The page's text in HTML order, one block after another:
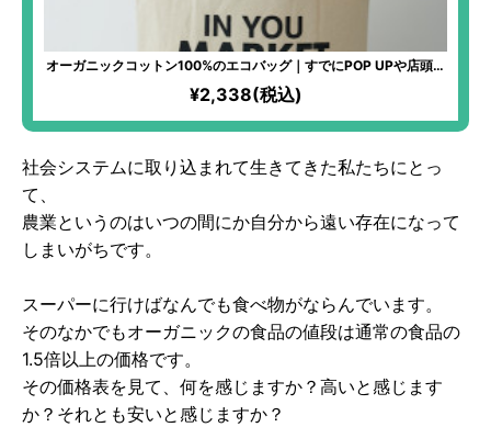
オーガニックコットン100%のエコバッグ｜すでにPOP UPや店頭で
大人気！IN YOU MARKETのエコバッグが誕生！PCが入る大きさ
で、ショッピングバッグやお出掛け、サブバッグにとマルチに活
躍！
¥2,338(税込)
社会システムに取り込まれて生きてきた私たちにとっ
て、
農業というのはいつの間にか自分から遠い存在になって
しまいがちです。
スーパーに行けばなんでも食べ物がならんでいます。
そのなかでもオーガニックの食品の値段は通常の食品の
1.5倍以上の価格です。
その価格表を見て、何を感じますか？高いと感じます
か？それとも安いと感じますか？